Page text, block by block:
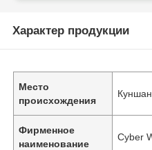
Характер продукции
Место
происхождения
Фирменное
наименование
Cyber